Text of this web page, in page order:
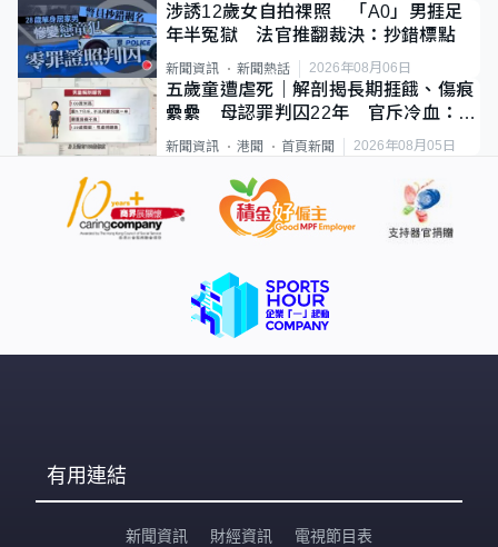
涉誘12歲女自拍祼照 「A0」男捱足
年半冤獄 法官推翻裁決：抄錯標點
新聞資訊 新聞熱話 2026年08月06日
五歲童遭虐死｜解剖揭長期捱餓、傷痕
纍纍 母認罪判囚22年 官斥冷血：同
類案最惡劣
新聞資訊 港聞 首頁新聞 2026年08月05日
有用連結
新聞資訊 財經資訊 電視節目表